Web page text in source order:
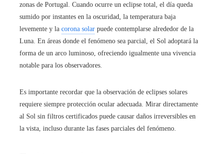
zonas de Portugal. Cuando ocurre un eclipse total, el día queda
sumido por instantes en la oscuridad, la temperatura baja
levemente y la corona solar puede contemplarse alrededor de la
Luna. En áreas donde el fenómeno sea parcial, el Sol adoptará la
forma de un arco luminoso, ofreciendo igualmente una vivencia
notable para los observadores.
Es importante recordar que la observación de eclipses solares
requiere siempre protección ocular adecuada. Mirar directamente
al Sol sin filtros certificados puede causar daños irreversibles en
la vista, incluso durante las fases parciales del fenómeno.